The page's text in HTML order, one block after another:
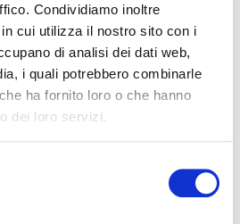
Condividiamo inoltre
cui utilizza il nostro sito con i
di analisi dei dati web,
i quali potrebbero combinarle
ha fornito loro o che hanno
dei loro servizi.
CESSATO CHE INTENDA
DERIVANTI DALLA
– CONDOTTA INADEMPIENTE DEI
gravidanza ed omessa diagnosi
NATURALE E ARRICCHIMENTO
RIBADISCE IL CRITERIO